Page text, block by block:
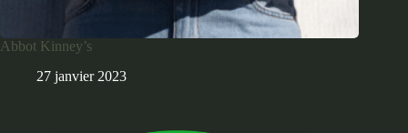
Abbot Kinney’s
27 janvier 2023